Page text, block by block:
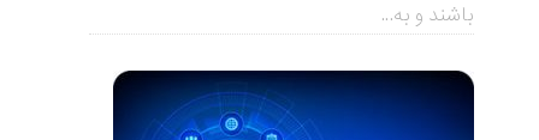
باشند و به...